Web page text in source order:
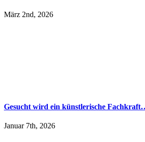
März 2nd, 2026
Gesucht wird ein künstlerische
Januar 7th, 2026